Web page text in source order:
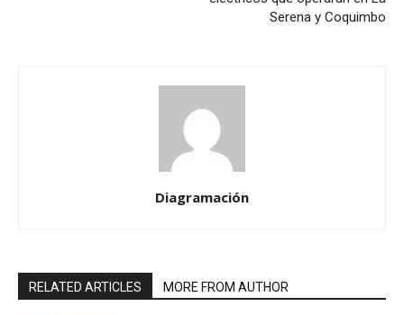
Serena y Coquimbo
Diagramación
RELATED ARTICLES MORE FROM AUTHOR